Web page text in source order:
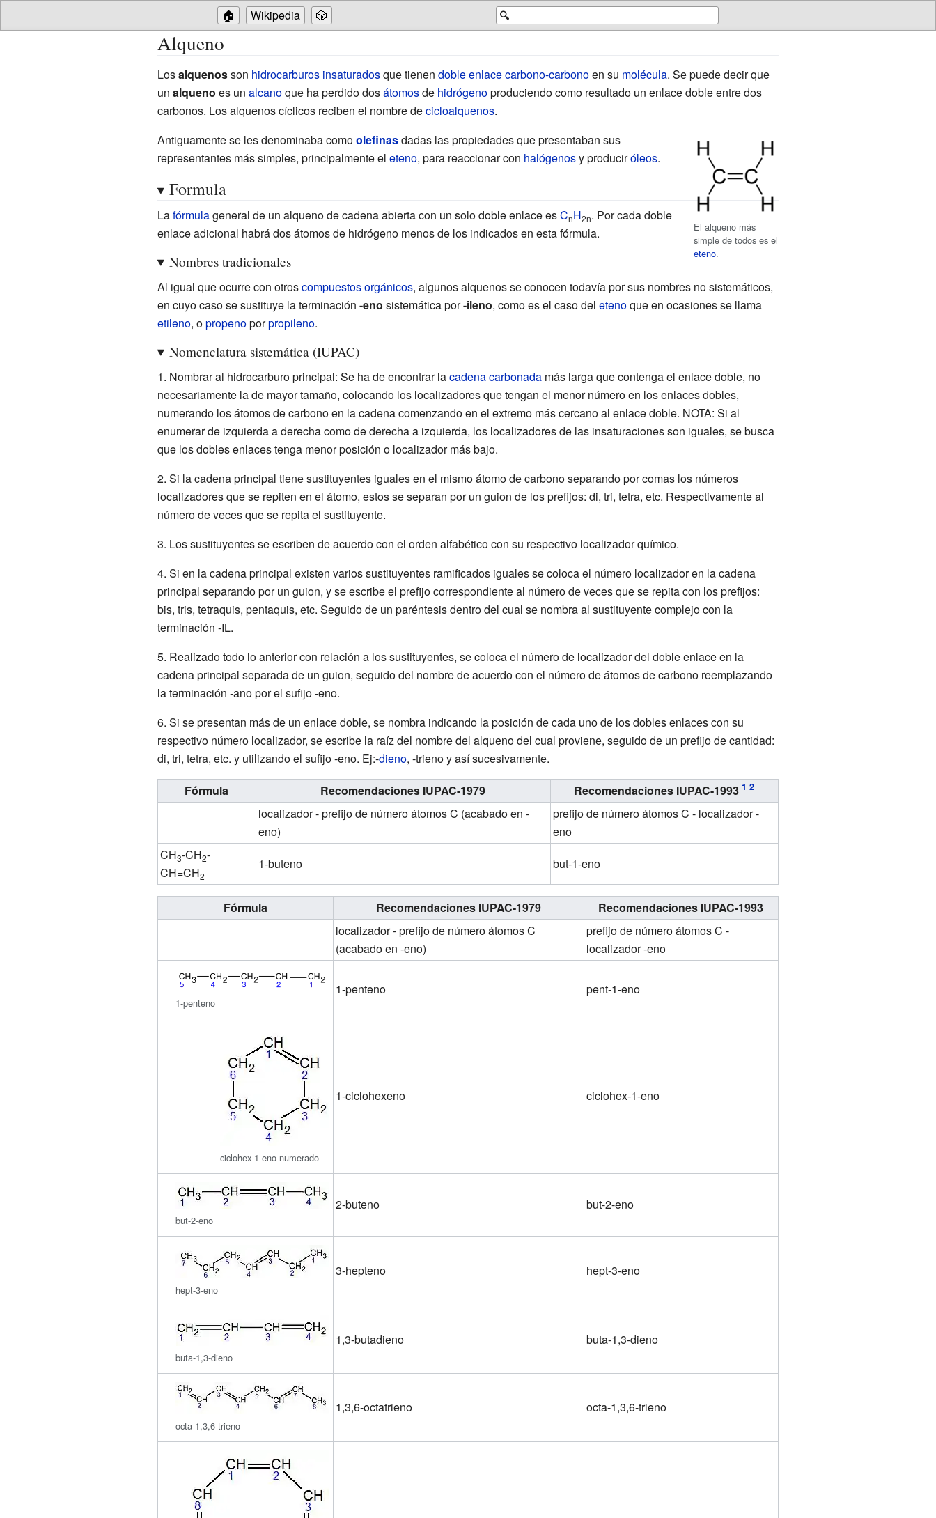
🔍
🏠 Wikipedia 🎲
Alqueno
Losalquenosson hidrocarburos insaturadosque tienen doble enlace carbono-carbonoen su molécula. Se puede decir que
un alqueno es un alcanoque ha perdido dosátomosde hidrógenoproduciendo como resultado un enlace doble entre dos
carbonos. Los alquenos cíclicos reciben el nombre decicloalquenos.
El alqueno más
simple de todos es el
eteno.
Antiguamente se les denominaba comoolefinasdadas las propiedades que presentaban sus
representantes más simples, principalmente el eteno, para reaccionar con halógenosy produciróleos.
Formula
Lafórmulageneral de un alqueno de cadena abierta con un solo doble enlace esCnH2n. Por cada doble
enlace adicional habrá dos átomos de hidrógeno menos de los indicados en esta fórmula.
Nombres tradicionales
Al igual que ocurre con otroscompuestos orgánicos, algunos alquenos se conocen todavía por sus nombres no sistemáticos,
en cuyo caso se sustituye la terminación -eno sistemática por-ileno, como es el caso del etenoque en ocasiones se llama
etileno, opropenoporpropileno.
Nomenclatura sistemática (IUPAC)
1. Nombrar al hidrocarburo principal: Se ha de encontrar lacadena carbonadamás larga que contenga el enlace doble, no
necesariamente la de mayor tamaño, colocando los localizadores que tengan el menor número en los enlaces dobles,
numerando los átomos de carbono en la cadena comenzando en el extremo más cercano al enlace doble. NOTA: Si al
enumerar de izquierda a derecha como de derecha a izquierda, los localizadores de las insaturaciones son iguales, se busca
que los dobles enlaces tenga menor posición o localizador más bajo.
2. Si la cadena principal tiene sustituyentes iguales en el mismo átomo de carbono separando por comas los números
localizadores que se repiten en el átomo, estos se separan por un guion de los prefijos: di, tri, tetra, etc. Respectivamente al
número de veces que se repita el sustituyente.
3. Los sustituyentes se escriben de acuerdo con el orden alfabético con su respectivo localizador químico.
4. Si en la cadena principal existen varios sustituyentes ramificados iguales se coloca el número localizador en la cadena
principal separando por un guion, y se escribe el prefijo correspondiente al número de veces que se repita con los prefijos:
bis, tris, tetraquis, pentaquis, etc. Seguido de un paréntesis dentro del cual se nombra al sustituyente complejo con la
terminación -IL.
5. Realizado todo lo anterior con relación a los sustituyentes, se coloca el número de localizador del doble enlace en la
cadena principal separada de un guion, seguido del nombre de acuerdo con el número de átomos de carbono reemplazando
la terminación -ano por el sufijo -eno.
6. Si se presentan más de un enlace doble, se nombra indicando la posición de cada uno de los dobles enlaces con su
respectivo número localizador, se escribe la raíz del nombre del alqueno del cual proviene, seguido de un prefijo de cantidad:
di, tri, tetra, etc. y utilizando el sufijo -eno. Ej:-dieno, -trienoy así sucesivamente.
Fórmula
Recomendaciones IUPAC-1979
Recomendaciones IUPAC-1993
localizador - prefijo de número átomos C (acabado en -
eno)
prefijo de número átomos C - localizador -
eno
CH3-CH2-
CH=CH2
1-buteno but-1-eno
Fórmula Recomendaciones IUPAC-1979
Recomendaciones IUPAC-1993
localizador - prefijo de número átomos C
(acabado en -eno)
prefijo de número átomos C -
localizador -eno
1-penteno
1-penteno pent-1-eno
ciclohex-1-eno numerado
1-ciclohexeno ciclohex-1-eno
but-2-eno
2-buteno but-2-eno
hept-3-eno
3-hepteno hept-3-eno
buta-1,3-dieno
1,3-butadieno buta-1,3-dieno
octa-1,3,6-trieno
1,3,6-octatrieno octa-1,3,6-trieno